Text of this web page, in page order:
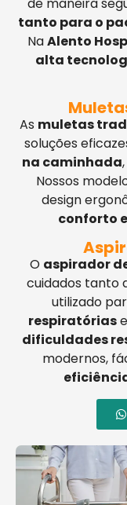
tanto para o
NaAlento
alta
As muletas
soluções
na caminhada
Nossos
design
conforto
O aspirador
cuidados tanto
utilizado
respiratórias
dificuldades
modernos,